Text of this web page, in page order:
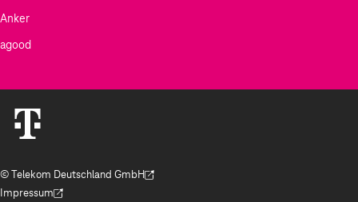
Anker
agood
© Telekom Deutschland GmbH
(Der Link wird in einem neuen Tab geöffnet)
Impressum